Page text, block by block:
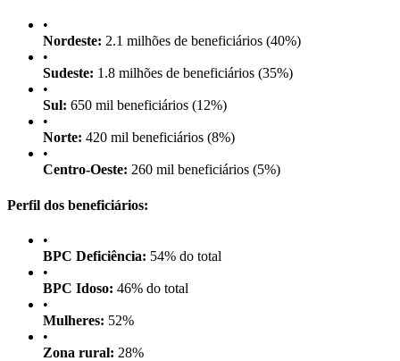
•
Nordeste: 2.1 milhões de beneficiários (40%)
•
Sudeste: 1.8 milhões de beneficiários (35%)
•
Sul: 650 mil beneficiários (12%)
•
Norte: 420 mil beneficiários (8%)
•
Centro-Oeste: 260 mil beneficiários (5%)
Perfil dos beneficiários:
•
BPC Deficiência: 54% do total
•
BPC Idoso: 46% do total
•
Mulheres: 52%
•
Zona rural: 28%